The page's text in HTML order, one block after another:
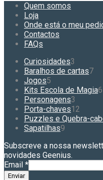
Quem somos
Loja
Onde está o meu
Contactos
FAQs
Curiosidades3
produtos
Baralhos de cartas77
Jogos5
produtos
Kits Escola de Magia6
Personagens3
produtos
Porta-chaves12
Puzzles e Quebra-
Sapatilhas9
Subscreve a nossa
novidades Geenius.
Email *
Enviar